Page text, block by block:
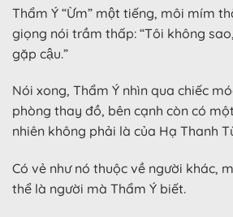
Thẩm Ý “Ừm” một tiếng, môi mím
giọng nói trầm thấp: “Tôi không
gặp cậu.”
Nói xong, Thẩm Ý nhìn qua chiếc
phòng thay đồ, bên cạnh còn có
nhiên không phải là của Hạ Thanh
Có vẻ như nó thuộc về người khác,
thể là người mà Thẩm Ý biết.